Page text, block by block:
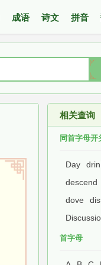
成语 诗文 拼音
相关查询
同首字母开
Day
descend
dove
首字母